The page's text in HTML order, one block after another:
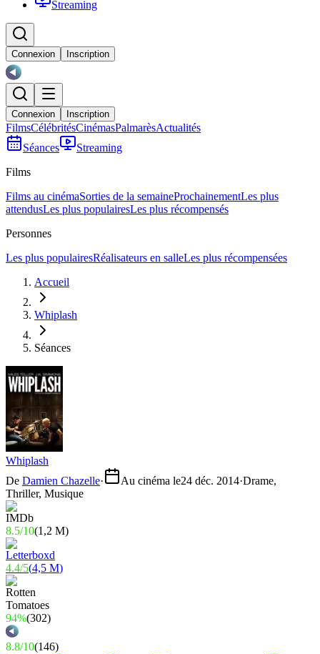
Streaming
Connexion Inscription
Connexion Inscription
FilmsCélébritésCinémasPalmarèsActualités
Séances
Streaming
Films
Films au cinémaSorties de la semaineProchainementLes plus
attendusLes plus populairesLes plus récompensés
Personnes
Les plus populairesRéalisateurs en salleLes plus récompensées
Accueil
Whiplash
Séances
Whiplash
De Damien Chazelle· Au cinéma le24 déc. 2014·Drame,
Thriller, Musique
8.5/10(1,2 M)
4.4/5(4,5 M)
94%(302)
8.8/10(146)